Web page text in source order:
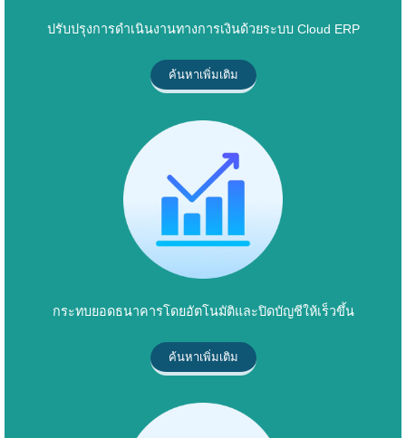
ปรับปรุงการดำเนินงานทางการเงินด้วยระบบ Cloud ERP
ค้นหาเพิ่มเติม
กระทบยอดธนาคารโดยอัตโนมัติและปิดบัญชีให้เร็วขึ้น
ค้นหาเพิ่มเติม